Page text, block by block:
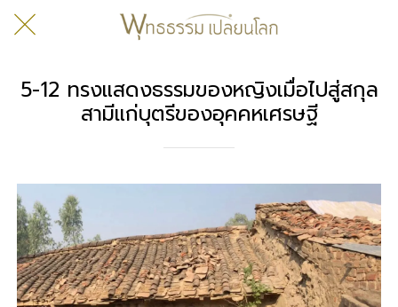
5-12 ทรงแสดงธรรมของหญิงเมื่อไปสู่สกุล
สามีแก่บุตรีของอุคคหเศรษฐี